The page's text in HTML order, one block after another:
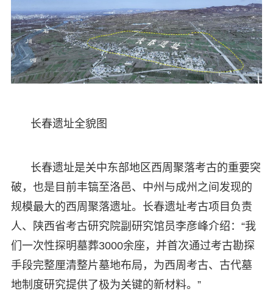
长春遗址全貌图
长春遗址是关中东部地区西周聚落考古的重要突
破，也是目前丰镐至洛邑、中州与成州之间发现的
规模最大的西周聚落遗址。长春遗址考古项目负责
人、陕西省考古研究院副研究馆员李彦峰介绍：“我
们一次性探明墓葬3000余座，并首次通过考古勘探
手段完整厘清整片墓地布局，为西周考古、古代墓
地制度研究提供了极为关键的新材料。”